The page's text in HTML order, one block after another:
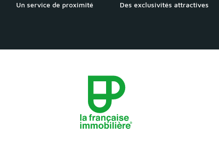
Un service de proximité Des exclusivités attractives